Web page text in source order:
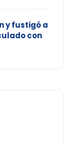
y fustigó a
con